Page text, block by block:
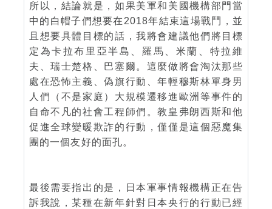
所以，結論就是，如果美軍和美國機構部門當
中的白帽子們想要在2018年結束這場戰鬥，並
且想要具體目標的話，我將會建議他們將目標
定為卡拉布里亞半島、羅馬、米蘭、特拉維
夫、瑞士楚格、巴塞爾。這麼做將會淘汰那些
處在恐怖主義、偽旗行動、年輕穆斯林單身男
人們（不是家庭）大規模遷移進歐洲等事件的
自命不凡的社會工程師們。教皇弗朗西斯和他
促進全球變暖欺詐的行動，僅僅是這個惡魔集
團的一個友好的面孔。
最後需要指出的是，日本軍事情報機構正在告
訴我說，某種在新年針對日本央行的行動已經